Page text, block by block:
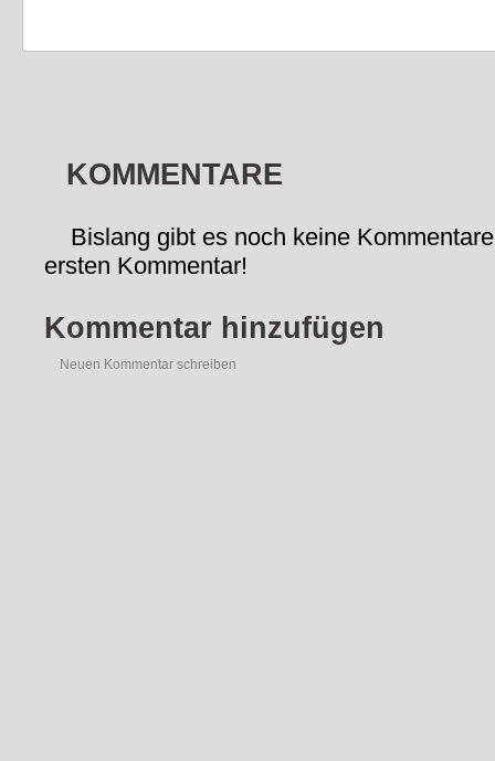
KOMMENTARE
Bislang gibt es noch keine
ersten Kommentar!
Kommentar hinzufügen
Neuen Kommentar schreiben